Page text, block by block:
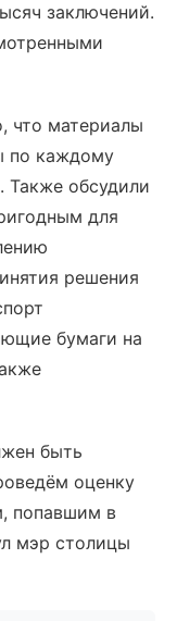
заключений.
что материалы
по каждому
Также обсудили
для
решения
бумаги на
быть
оценку
попавшим в
мэр столицы